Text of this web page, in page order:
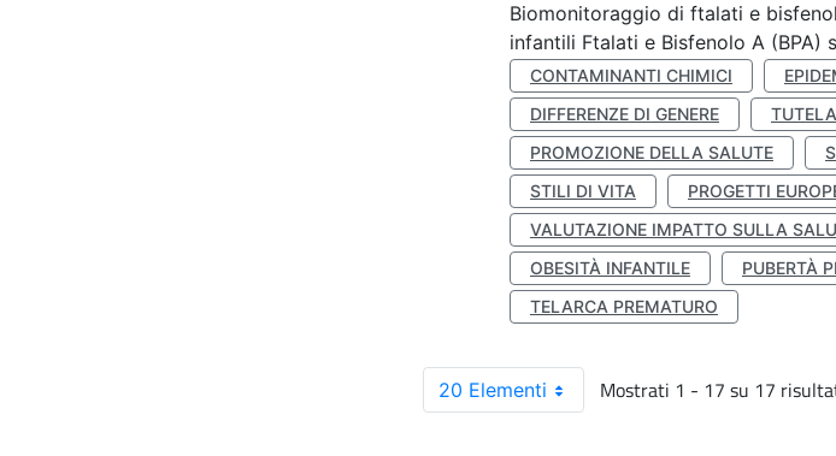
Biomonitoraggio di ftalati e
infantili Ftalati e Bisfenolo A
CONTAMINANTI CHIMICI
DIFFERENZE DI GENERE
PROMOZIONE DELLA SALUTE
STILI DI VITA
PROGETTI
VALUTAZIONE IMPATTO SULLA
OBESITÀ INFANTILE
PUBERTÀ
TELARCA PREMATURO
20 Elementi Mostrati 1 - 17 su 17